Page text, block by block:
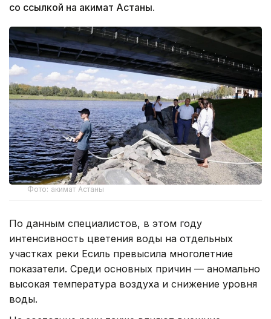
со ссылкой на акимат Астаны.
Фото: акимат Астаны
По данным специалистов, в этом году
интенсивность цветения воды на отдельных
участках реки Есиль превысила многолетние
показатели. Среди основных причин — аномально
высокая температура воздуха и снижение уровня
воды.